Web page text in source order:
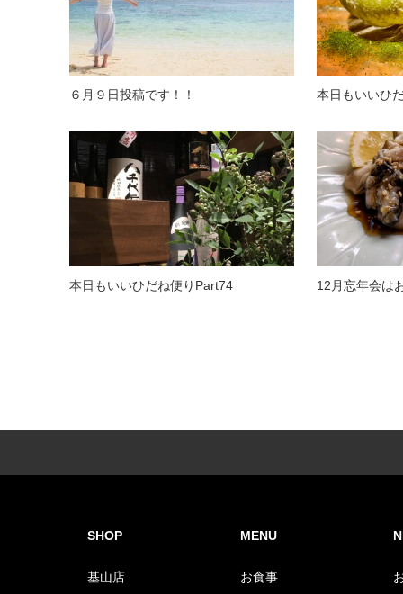
６月９日投稿です！！ 本日もいいひ
本日もいいひだね便りPart74 12月忘年会は
SHOP
基山店
MENU
お食事